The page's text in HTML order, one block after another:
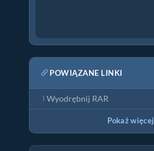
POWIĄZANE LINKI
Wyodrębnij RAR
Pokaż więcej